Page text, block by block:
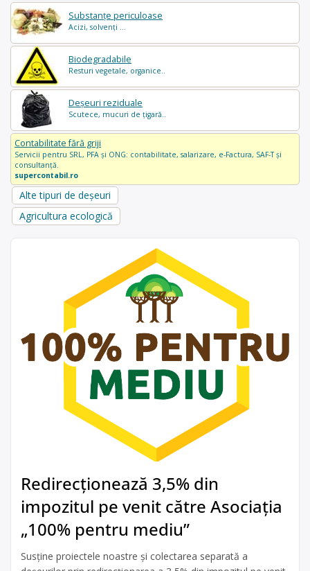
Substanțe periculoase
Acizi, solvenți ...
Biodegradabile
Resturi vegetale, organice..
Deșeuri reziduale
Scutece, mucuri de țigară..
Contabilitate fără griji
Servicii pentru SRL, PFA și ONG: contabilitate, salarizare, e-Factura, SAF-T și
consultanță.
supercontabil.ro
Alte tipuri de deșeuri
Agricultura ecologică
Redirecționează 3,5% din
impozitul pe venit către Asociația
„100% pentru mediu”
Susține proiectele noastre și colectarea separată a